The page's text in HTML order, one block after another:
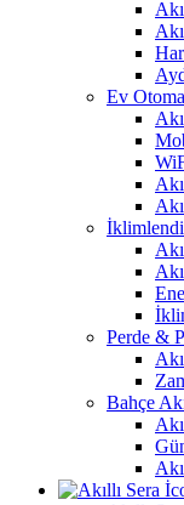
Ev
Perde &
Bahçe